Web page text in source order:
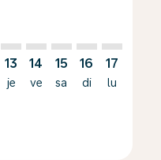
13
je
14
ve
15
sa
16
di
17
lu